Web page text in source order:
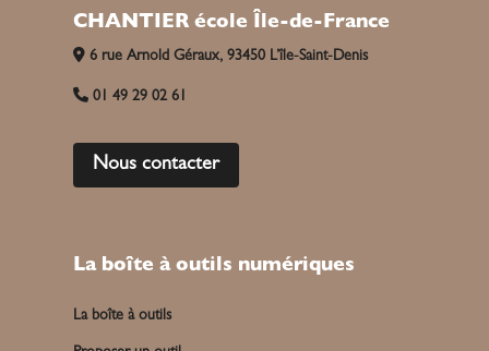
CHANTIER école Île-de-France
6 rue Arnold Géraux, 93450 L’île-Saint-Denis
01 49 29 02 61
Nous contacter
La boîte à outils numériques
La boîte à outils